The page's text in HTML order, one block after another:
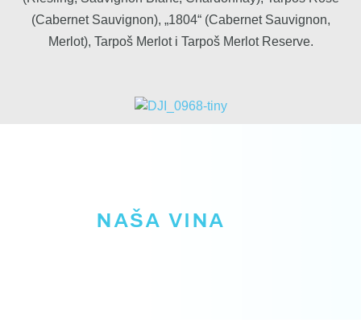
(Cabernet Sauvignon), „1804“ (Cabernet Sauvignon,
Merlot), Tarpoš Merlot i Tarpoš Merlot Reserve.
NAŠA VINA